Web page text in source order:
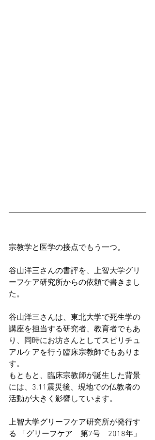
宗教学と医学の接点でもう一つ。
谷山洋三さんの書評を、上智大学グリ
ーフケア研究所からの依頼で書きまし
た。
谷山洋三さんは、東北大学で死生学の
講座を担当する研究者、教育者でもあ
り、同時にお坊さんとしてスピリチュ
アルケアを行う臨床宗教師でもありま
す。
もともと、臨床宗教師が誕生した背景
には、3.11震災後、現地での仏教者の
活動が大きく影響しています。
上智大学グリーフケア研究所が発行す
る 「グリーフケア　第7号　2018年」